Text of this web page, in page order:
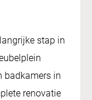
stap in
badkamers in
renovatie